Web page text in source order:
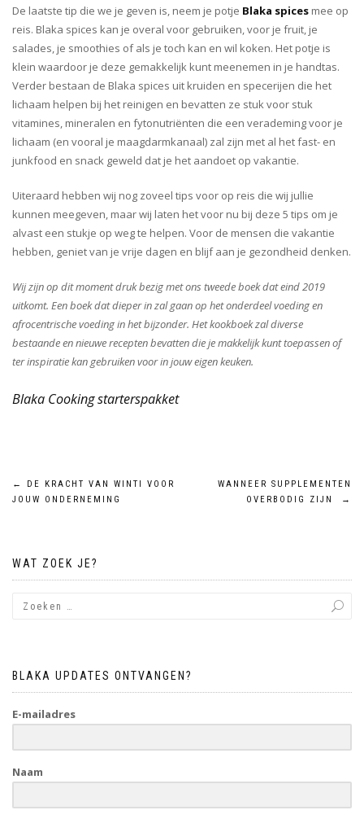
De laatste tip die we je geven is, neem je potje Blaka spices mee op
reis. Blaka spices kan je overal voor gebruiken, voor je fruit, je
salades, je smoothies of als je toch kan en wil koken. Het potje is
klein waardoor je deze gemakkelijk kunt meenemen in je handtas.
Verder bestaan de Blaka spices uit kruiden en specerijen die het
lichaam helpen bij het reinigen en bevatten ze stuk voor stuk
vitamines, mineralen en fytonutriënten die een verademing voor je
lichaam (en vooral je maagdarmkanaal) zal zijn met al het fast- en
junkfood en snack geweld dat je het aandoet op vakantie.
Uiteraard hebben wij nog zoveel tips voor op reis die wij jullie
kunnen meegeven, maar wij laten het voor nu bij deze 5 tips om je
alvast een stukje op weg te helpen. Voor de mensen die vakantie
hebben, geniet van je vrije dagen en blijf aan je gezondheid denken.
Wij zijn op dit moment druk bezig met ons tweede boek dat eind 2019
uitkomt. Een boek dat dieper in zal gaan op het onderdeel voeding en
afrocentrische voeding in het bijzonder. Het kookboek zal diverse
bestaande en nieuwe recepten bevatten die je makkelijk kunt toepassen of
ter inspiratie kan gebruiken voor in jouw eigen keuken.
Blaka Cooking starterspakket
Bericht
←
DE KRACHT VAN WINTI VOOR
JOUW ONDERNEMING
WANNEER SUPPLEMENTEN
OVERBODIG ZIJN
→
WAT ZOEK JE?
BLAKA UPDATES ONTVANGEN?
E-mailadres
Naam